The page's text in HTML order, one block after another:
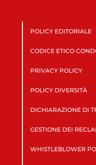
POLICY EDITORIALE
CODICE ETICO
PRIVACY POLICY
POLICY DIVERSITÀ
DICHIARAZIONE DI
GESTIONE DEI
WHISTLEBLOWER